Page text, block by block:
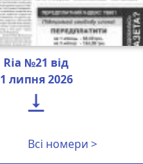
Ria №21 від
1 липня 2026

Всі номери >